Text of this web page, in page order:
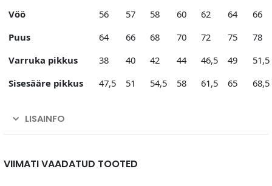
Vöö
56 57 58 60 62 64
66
Puus
64 66 68 70 72 75
78
Varruka pikkus
38 40 42 44 46,5 49
51,5
Sisesääre pikkus
47,5 51 54,5 58 61,5 65 68,5
LISAINFO
VIIMATI VAADATUD TOOTED